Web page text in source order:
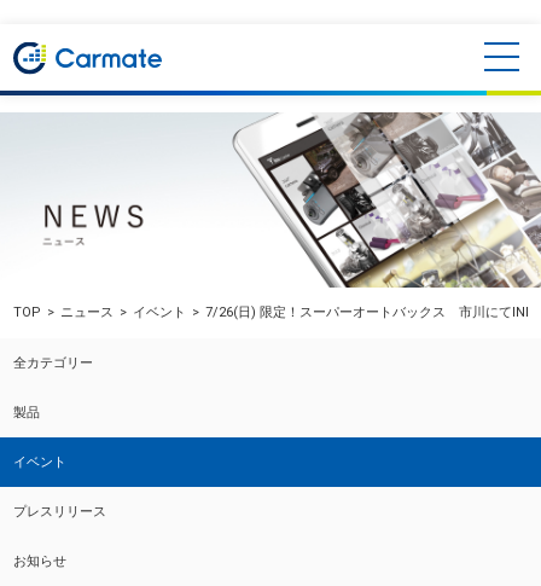
TOP ニュース イベント 7/26(日) 限定！スーパーオートバックス 市川にて
全カテゴリー
製品
イベント
プレスリリース
お知らせ